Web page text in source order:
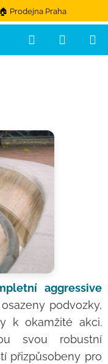
Prodejna Praha
Hledat
aggressive
podvozky,
k okamžité akci.
svou robustní
přizpůsobeny pro